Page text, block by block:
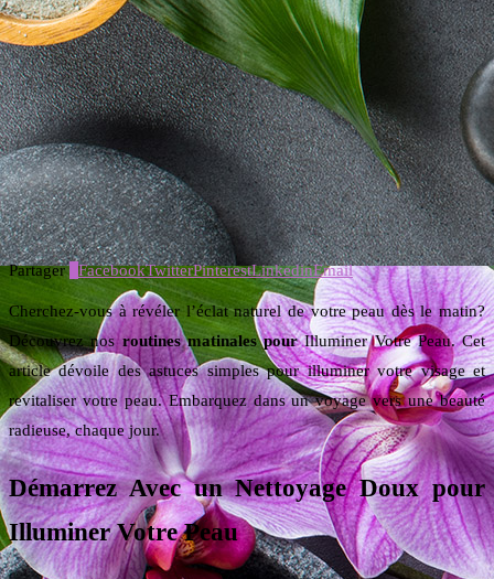
Partager FacebookTwitterPinterestLinkedinEmail
Cherchez-vous à révéler l’éclat naturel de votre peau dès le matin?
Découvrez nosroutines matinales pourIlluminer Votre Peau. Cet
article dévoile des astuces simples pour illuminer votre visage et
revitaliser votre peau. Embarquez dans un voyage vers une beauté
radieuse, chaque jour.
Démarrez Avec un Nettoyage Doux pour
Illuminer Votre Peau